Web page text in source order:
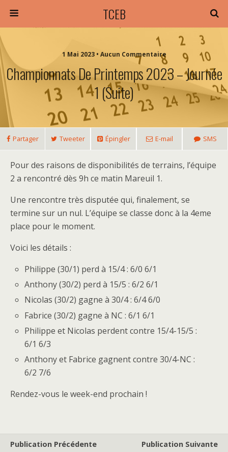
TCEB
1 Mai 2023 • Aucun Commentaire
Championnats De Printemps 2023 – Journée
1 (suite)
Partager Tweeter Épingler E-mail SMS
Pour des raisons de disponibilités de terrains, l’équipe
2 a rencontré dès 9h ce matin Mareuil 1.
Une rencontre très disputée qui, finalement, se
termine sur un nul. L’équipe se classe donc à la 4eme
place pour le moment.
Voici les détails :
Philippe (30/1) perd à 15/4 : 6/0 6/1
Anthony (30/2) perd à 15/5 : 6/2 6/1
Nicolas (30/2) gagne à 30/4 : 6/4 6/0
Fabrice (30/2) gagne à NC : 6/1 6/1
Philippe et Nicolas perdent contre 15/4-15/5 :
6/1 6/3
Anthony et Fabrice gagnent contre 30/4-NC :
6/2 7/6
Rendez-vous le week-end prochain !
Publication Précédente
Publication Suivante